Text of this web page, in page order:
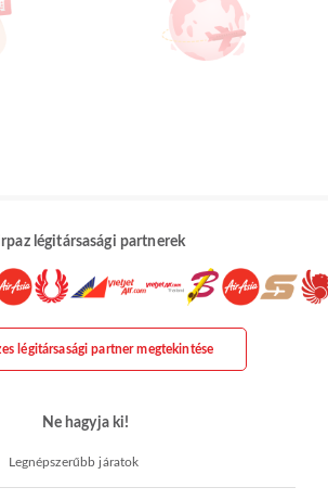
légitársasági partnerek
légitársasági partner megtekintése
Ne hagyja ki!
Legnépszerűbb járatok